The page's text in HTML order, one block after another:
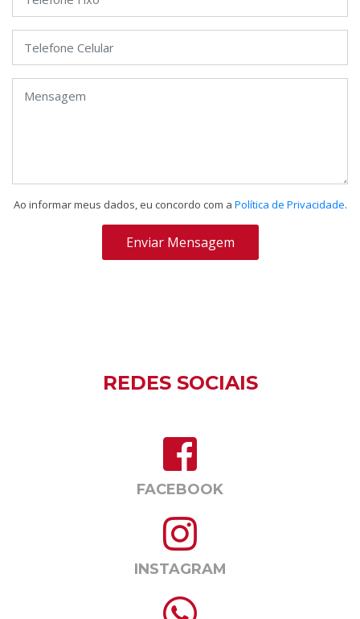
Ao informar meus dados, eu concordo com a Política de Privacidade.
Enviar Mensagem
REDES SOCIAIS
FACEBOOK
INSTAGRAM